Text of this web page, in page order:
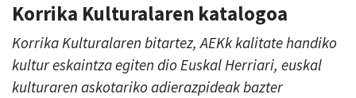
Korrika Kulturalaren katalogoa
Korrika Kulturalaren bitartez, AEKk kalitate handiko
kultur eskaintza egiten dio Euskal Herriari, euskal
kulturaren askotariko adierazpideak bazter